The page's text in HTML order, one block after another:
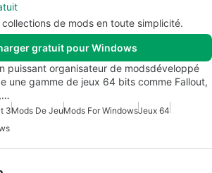
collections de mods en toute simplicité.
gratuit pour Windows
puissant organisateur de modsdéveloppé
une gamme de jeux 64 bits comme Fallout,
3Mods De JeuMods For WindowsJeux 64